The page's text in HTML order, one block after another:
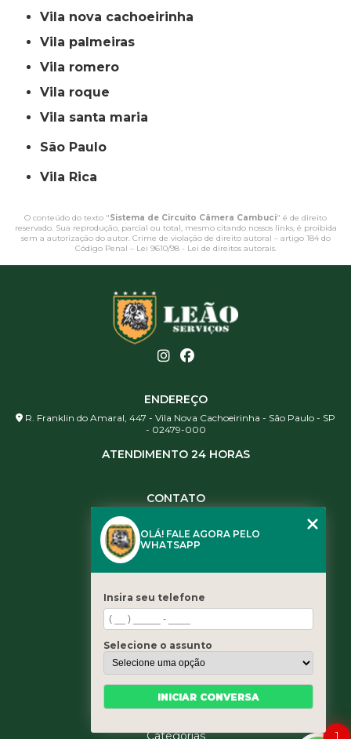
vila nova cachoeirinha
vila palmeiras
vila romero
vila roque
vila santa maria
São Paulo
Vila Rica
O conteúdo do texto "Sistema de Circuito Câmera Cambuci" é de direito
reservado. Sua reprodução, parcial ou total, mesmo citando nossos links, é proibida
sem a autorização do autor. Crime de violação de direito autoral – artigo 184 do
Código Penal – Lei 9610/98 - Lei de direitos autorais.
ENDEREÇO
R. Franklin do Amaral, 447 - Vila Nova Cachoeirinha - São Paulo - SP
- 02479-000
ATENDIMENTO 24 HORAS
CONTATO
(11) 3461-5871
contato@leaoservicos.com.br
Home
Quem somos
Serviços
Blog
1
OLÁ! FALE AGORA PELO
WHATSAPP
Insira seu telefone
Selecione o assunto
INICIAR CONVERSA